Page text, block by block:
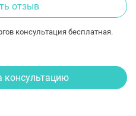
отзыв
консультация бесплатная.
консультацию